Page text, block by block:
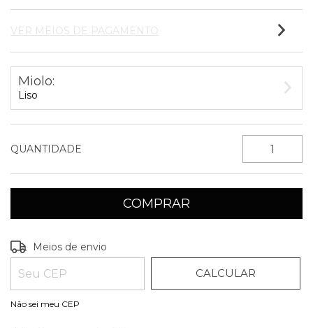
VER MEIOS DE PAGAMENTO
Miolo:
Liso
QUANTIDADE
Entregas para o CEP:
Meios de envio
CALCULAR
Não sei meu CEP